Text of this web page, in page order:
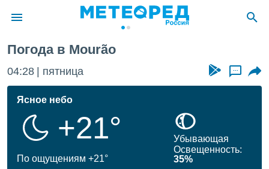
о
Вы можете
Погода в Mourão
04:28 пятница ...
Ясное небо
+21°
По ощущениям +21°
Убывающая
Освещенность:
35%